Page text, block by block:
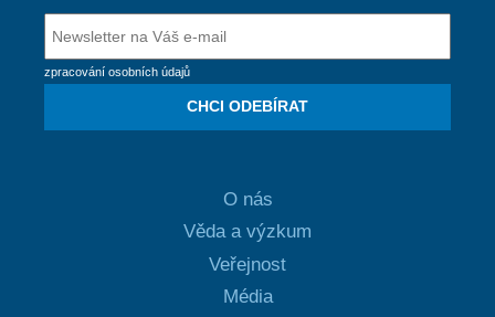
zpracování osobních údajů
CHCI ODEBÍRAT
O nás
Věda a výzkum
Veřejnost
Média